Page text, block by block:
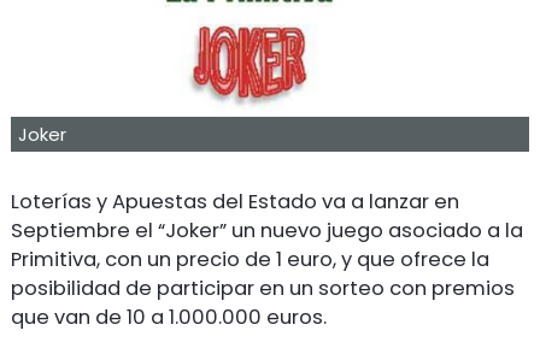
Joker
Loterías y Apuestas del Estado va a lanzar en
Septiembre el “Joker” un nuevo juego asociado a la
Primitiva, con un precio de 1 euro, y que ofrece la
posibilidad de participar en un sorteo con premios
que van de 10 a 1.000.000 euros.